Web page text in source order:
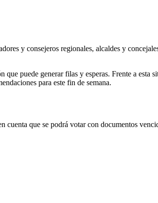
y consejeros regionales, alcaldes y
puede generar filas y esperas. Frente a esta
para este fin de semana.
que se podrá votar con documentos